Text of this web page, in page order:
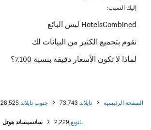
إليك السبب:
HotelsCombined ليس البائع
نقوم بتجميع الكثير من البيانات لك
لماذا لا تكون الأسعار دقيقة بنسبة 100٪؟
الصفحة الرئيسية تايلاند 73,743 جنوب تايلاند 28,525
باتونغ 2,229 سانسيساند هوتل